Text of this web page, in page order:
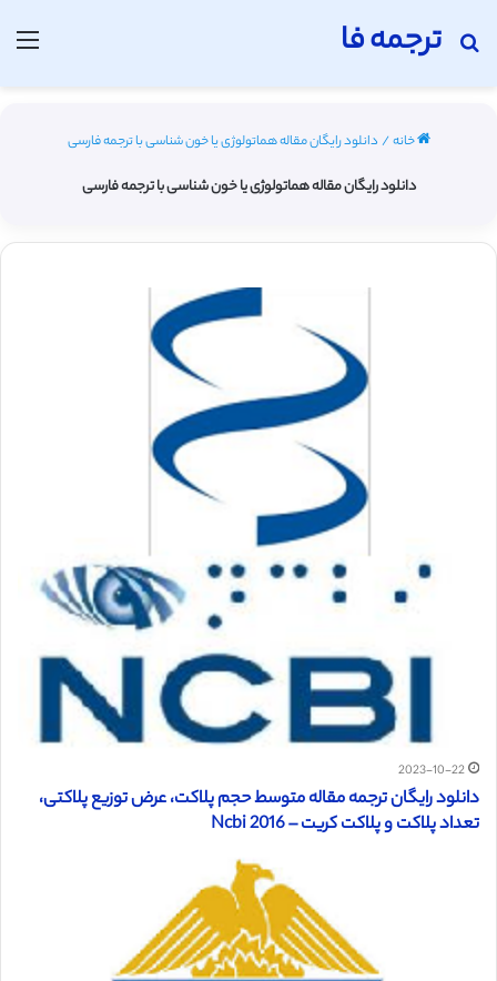
ترجمه فا
جستجو برای
خانه/ دانلود رایگان مقاله هماتولوژی یا خون شناسی با ترجمه فارسی
دانلود رایگان مقاله هماتولوژی یا خون شناسی با ترجمه فارسی
2023-10-22
دانلود رایگان ترجمه مقاله متوسط حجم پلاکت، عرض توزیع پلاکتی،
تعداد پلاکت و پلاکت کریت – Ncbi 2016